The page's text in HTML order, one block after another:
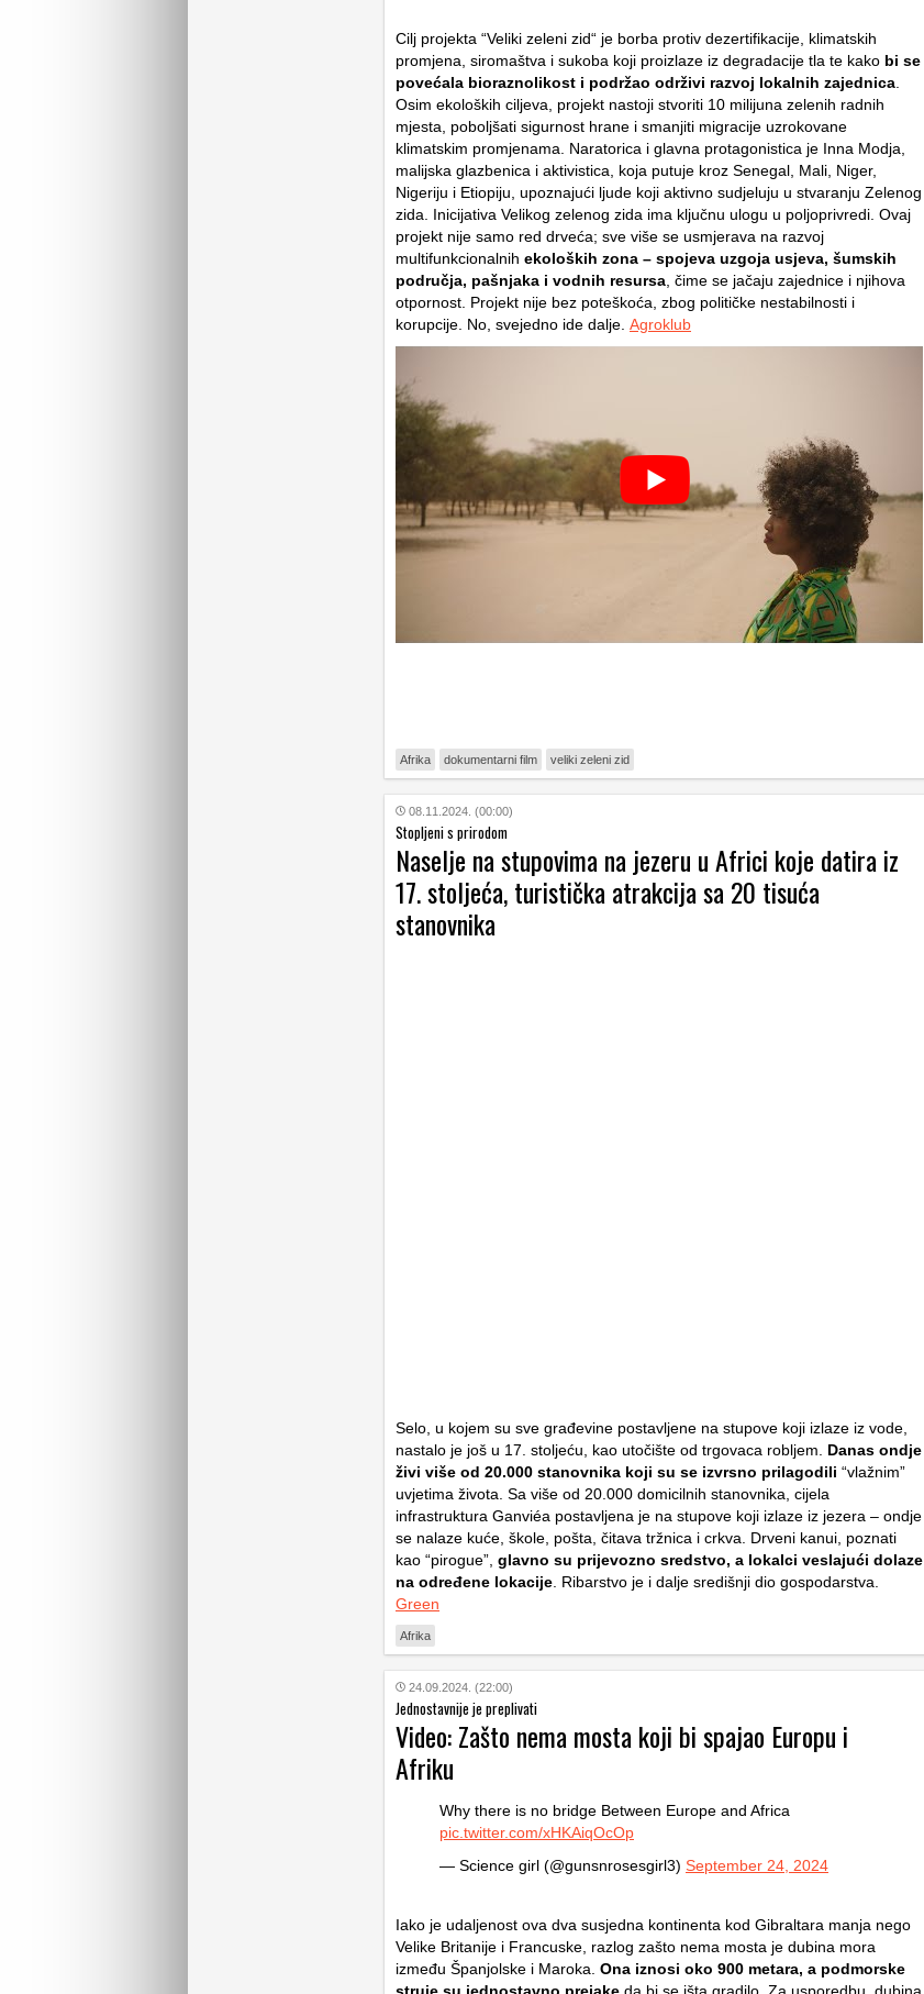
Cilj projekta “Veliki zeleni zid“ je borba protiv dezertifikacije, klimatskih
promjena, siromaštva i sukoba koji proizlaze iz degradacije tla te kako bi se
povećala bioraznolikost i podržao održivi razvoj lokalnih zajednica
Osim ekoloških ciljeva, projekt nastoji stvoriti 10 milijuna zelenih radnih
mjesta, poboljšati sigurnost hrane i smanjiti migracije uzrokovane
klimatskim promjenama. Naratorica i glavna protagonistica je Inna Modja,
malijska glazbenica i aktivistica, koja putuje kroz Senegal, Mali, Niger,
Nigeriju i Etiopiju, upoznajući ljude koji aktivno sudjeluju u stvaranju Zelenog
zida. Inicijativa Velikog zelenog zida ima ključnu ulogu u poljoprivredi. Ovaj
projekt nije samo red drveća; sve više se usmjerava na razvoj
multifunkcionalnih ekoloških zona – spojeva uzgoja usjeva, šumskih
područja, pašnjaka i vodnih resursa , čime se jačaju zajednice i njihova
otpornost. Projekt nije bez poteškoća, zbog političke nestabilnosti i
korupcije. No, svejedno ide dalje. Agroklub
Afrika dokumentarni film veliki zeleni zid
08.11.2024. (00:00)
Stopljeni s prirodom
Naselje na stupovima na jezeru u Africi koje datira iz
17. stoljeća, turistička atrakcija sa 20 tisuća
stanovnika
Selo, u kojem su sve građevine postavljene na stupove koji izlaze iz vode,
nastalo je još u 17. stoljeću, kao utočište od trgovaca robljem. Danas ondje
živi više od 20.000 stanovnika koji su se izvrsno prilagodili “vlažnim”
uvjetima života. Sa više od 20.000 domicilnih stanovnika, cijela
infrastruktura Ganviéa postavljena je na stupove koji izlaze iz jezera – ondje
se nalaze kuće, škole, pošta, čitava tržnica i crkva. Drveni kanui, poznati
kao “pirogue”, glavno su prijevozno sredstvo, a lokalci veslajući dolaze
na određene lokacije . Ribarstvo je i dalje središnji dio gospodarstva.
Green
Afrika
24.09.2024. (22:00)
Jednostavnije je preplivati
Video: Zašto nema mosta koji bi spajao Europu i
Afriku
Why there is no bridge Between Europe and Africa
pic.twitter.com/xHKAiqOcOp
— Science girl (@gunsnrosesgirl3) September 24, 2024
Iako je udaljenost ova dva susjedna kontinenta kod Gibraltara manja nego
Velike Britanije i Francuske, razlog zašto nema mosta je dubina mora
između Španjolske i Maroka. Ona iznosi oko 900 metara, a podmorske
struje su jednostavno prejake da bi se išta gradilo. Za usporedbu, dubina